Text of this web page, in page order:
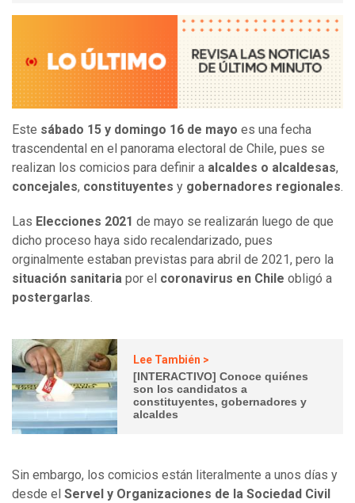
Este sábado 15 y domingo 16 de mayo es una fecha
trascendental en el panorama electoral de Chile, pues se
realizan los comicios para definir a alcaldes o alcaldesas,
concejales, constituyentes y gobernadores regionales.
Las Elecciones 2021 de mayo se realizarán luego de que
dicho proceso haya sido recalendarizado, pues
orginalmente estaban previstas para abril de 2021, pero la
situación sanitaria por el coronavirus en Chile obligó a
postergarlas.
Lee También >
[INTERACTIVO] Conoce quiénes
son los candidatos a
constituyentes, gobernadores y
alcaldes
Sin embargo, los comicios están literalmente a unos días y
desde el Servel y Organizaciones de la Sociedad Civil